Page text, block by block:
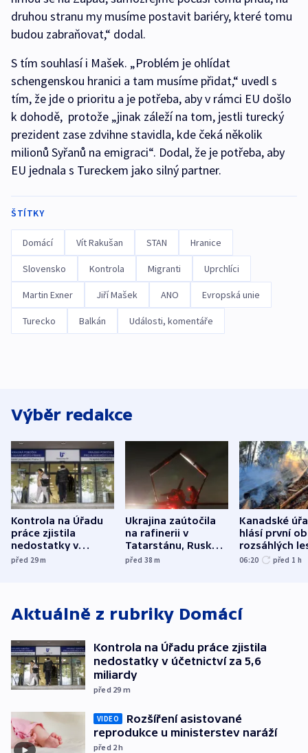
druhou stranu my musíme postavit bariéry, které tomu
budou zabraňovat,“ dodal.
S tím souhlasí i Mašek. „Problém je ohlídat
schengenskou hranici a tam musíme přidat,“ uvedl s
tím, že jde o prioritu a je potřeba, aby v rámci EU došlo
k dohodě, protože „jinak záleží na tom, jestli turecký
prezident zase zdvihne stavidla, kde čeká několik
milionů Syřanů na emigraci“. Dodal, že je potřeba, aby
EU jednala s Tureckem jako silný partner.
ŠTÍTKY
Domácí Vít Rakušan STAN Hranice
Slovensko Kontrola Migranti Uprchlíci
Martin Exner Jiří Mašek ANO Evropská unie
Turecko Balkán Události, komentáře
Výběr redakce
Kontrola na Úřadu
práce zjistila
nedostatky v
účetnictví za 5,6
před 29m
Ukrajina zaútočila
na rafinerii v
Tatarstánu, Rusko
bombardovalo
před 38m
Kanadské
hlásí první
rozsáhlých
požárů
06:20 před 1 h
Aktuálně z rubriky Domácí
Kontrola na Úřadu práce zjistila
nedostatky v účetnictví za 5,6
miliardy
před 29 m
VIDEO
Rozšíření asistované
reprodukce u ministerstev naráží
před 2h